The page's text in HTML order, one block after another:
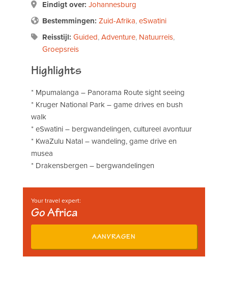
Eindigt over: Johannesburg
Bestemmingen: Zuid-Afrika,eSwatini
Reisstijl: Guided,Adventure, Natuurreis,
Groepsreis
Highlights
* Mpumalanga – Panorama Route sight seeing
* Kruger National Park – game drives en bush
walk
* eSwatini – bergwandelingen, cultureel avontuur
* KwaZulu Natal – wandeling, game drive en
musea
* Drakensbergen – bergwandelingen
Your travel expert:
Go Africa
AANVRAGEN